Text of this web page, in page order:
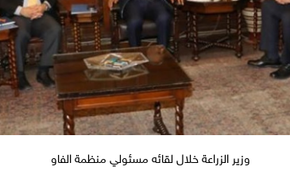
وزير الزراعة خلال لقائه مسئولي منظمة الفاو